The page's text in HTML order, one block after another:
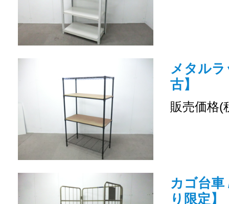
メタル
古】
販売価格(
カゴ台
り限定】